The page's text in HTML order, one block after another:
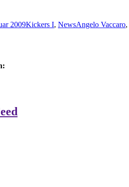
2009Kategorien
Kickers I, NewsSchlagwörter
Angelo Vaccaro,